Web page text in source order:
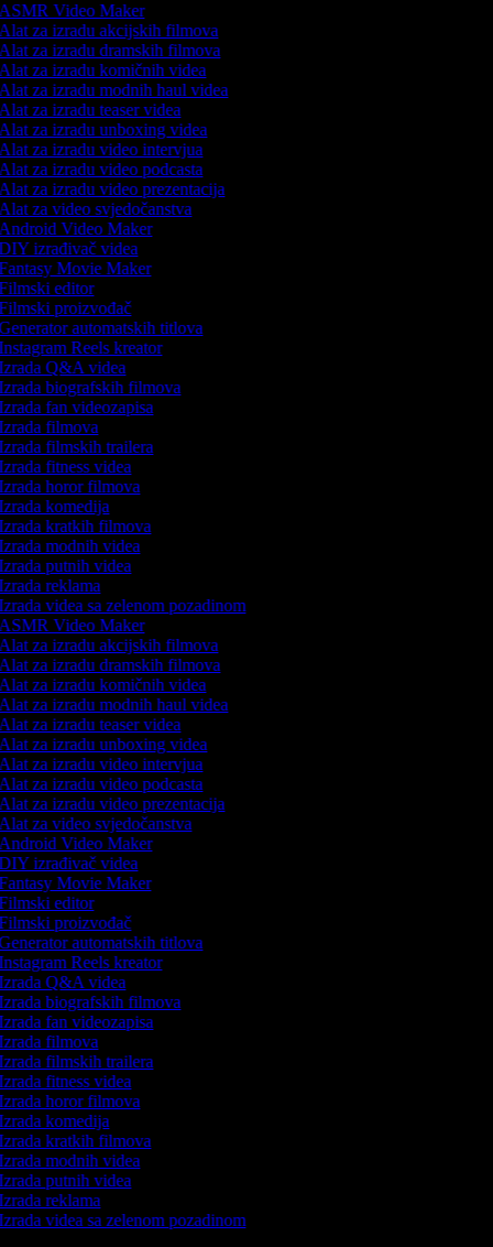
Video Maker
za izradu akcijskih filmova
za izradu dramskih filmova
za izradu komičnih videa
za izradu modnih haul videa
za izradu teaser videa
za izradu unboxing videa
za izradu video intervjua
za izradu video podcasta
za izradu video prezentacija
za video svjedočanstva
Video Maker
izrađivač videa
Movie Maker
editor
proizvođač
automatskih titlova
Reels kreator
Q&A videa
biografskih filmova
fan videozapisa
filmova
filmskih trailera
fitness videa
horor filmova
komedija
kratkih filmova
modnih videa
putnih videa
reklama
videa sa zelenom pozadinom
Video Maker
za izradu akcijskih filmova
za izradu dramskih filmova
za izradu komičnih videa
za izradu modnih haul videa
za izradu teaser videa
za izradu unboxing videa
za izradu video intervjua
za izradu video podcasta
za izradu video prezentacija
za video svjedočanstva
Video Maker
izrađivač videa
Movie Maker
editor
proizvođač
automatskih titlova
Reels kreator
Q&A videa
biografskih filmova
fan videozapisa
filmova
filmskih trailera
fitness videa
horor filmova
komedija
kratkih filmova
modnih videa
putnih videa
reklama
videa sa zelenom pozadinom